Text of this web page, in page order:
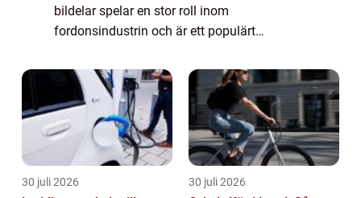
bildelar spelar en stor roll inom
fordonsindustrin och är ett populärt
kostnadsbesparingar eller svårfunna delar
30 juli 2026 30 juli 2026